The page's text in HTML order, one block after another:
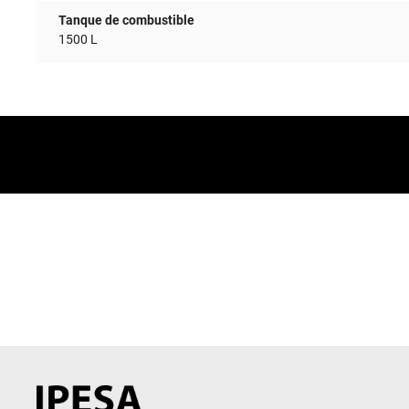
Tanque de combustible
1500 L